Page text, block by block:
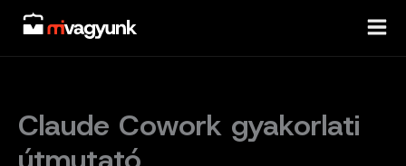
Skip
content
Claude Cowork gyakorlati